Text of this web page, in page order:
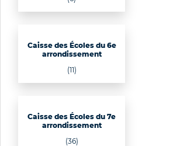
Caisse des Écoles du 6e
arrondissement
(11)
Caisse des Écoles du 7e
arrondissement
(36)